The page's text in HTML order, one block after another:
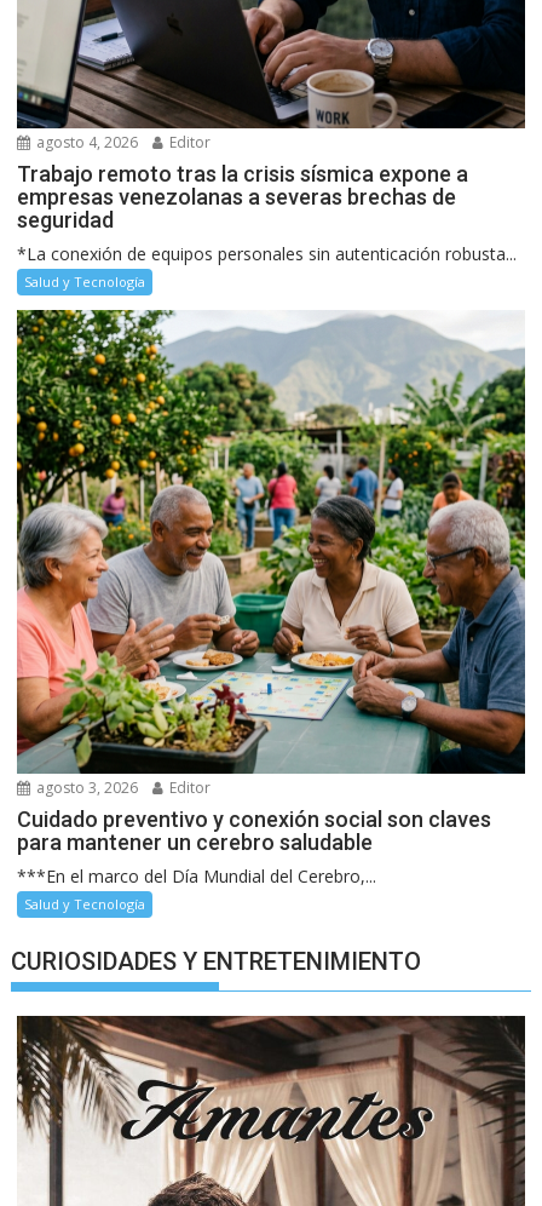
agosto 4, 2026 Editor
Trabajo remoto tras la crisis sísmica expone a
empresas venezolanas a severas brechas de
seguridad
*La conexión de equipos personales sin autenticación robusta...
Salud y Tecnología
agosto 3, 2026 Editor
Cuidado preventivo y conexión social son claves
para mantener un cerebro saludable
***En el marco del Día Mundial del Cerebro,...
Salud y Tecnología
CURIOSIDADES Y ENTRETENIMIENTO